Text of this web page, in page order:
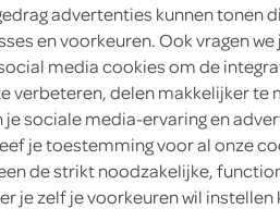
aanbiedingen zijn niet
in de winkelmand.
advertenties kunnen tonen
en voorkeuren. Ook vragen we
media cookies om de
verbeteren, delen makkelijker te
sociale media-ervaring en
je toestemming voor al onze
de strikt noodzakelijke,
je zelf je voorkeuren wil instellen